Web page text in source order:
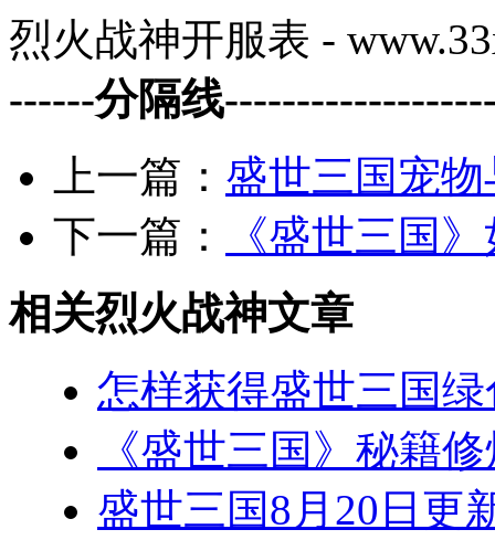
烈火战神开服表 -
------分隔线
上一篇： 盛世三国宠
下一篇：
《盛世三国
相关烈火战神文章
怎样获得盛世三国
《盛世三国》秘籍
盛世三国8月20日更